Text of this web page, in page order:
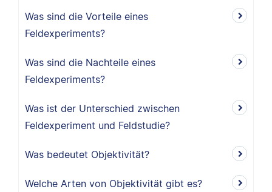
Was sind die Vorteile eines
Feldexperiments?
Was sind die Nachteile eines
Feldexperiments?
Was ist der Unterschied zwischen
Feldexperiment und Feldstudie?
Was bedeutet Objektivität?
Welche Arten von Objektivität gibt es?